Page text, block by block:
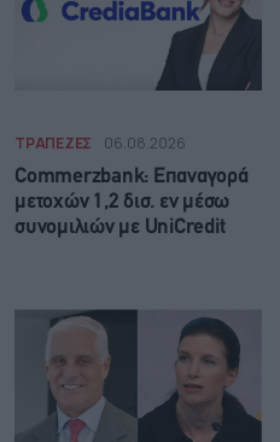
ΤΡΑΠΕΖΕΣ 06.08.2026
Commerzbank: Επαναγορά
μετοχών 1,2 δισ. εν μέσω
συνομιλιών με UniCredit